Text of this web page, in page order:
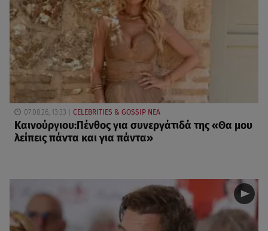
07.08.26, 13:33 CELEBRITIES & GOSSIP ΝΕΑ
Καινούργιου:Πένθος για συνεργάτιδά της «Θα μου
λείπεις πάντα και για πάντα»